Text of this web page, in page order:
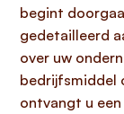
begint
gedetailleerd
over uw
bedrijfsmiddel
ontvangt u